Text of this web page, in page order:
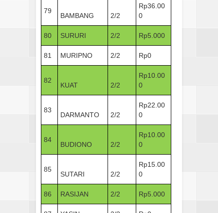
79
BAMBANG 2/2
Rp36.00
0
80 SURURI 2/2 Rp5.000
81 MURIPNO 2/2 Rp0
82
KUAT 2/2
Rp10.00
0
83
DARMANTO 2/2
Rp22.00
0
84
BUDIONO 2/2
Rp10.00
0
85
SUTARI 2/2
Rp15.00
0
86 RASIJAN 2/2 Rp5.000